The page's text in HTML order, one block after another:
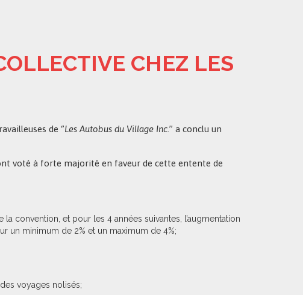
CHEZ LES
de ‘’Les Autobus du Village Inc.’’ a conclu un
voté à forte majorité en faveur de cette entente de
convention, et pour les 4 années suivantes, l’augmentation
un minimum de 2% et un maximum de 4%;
voyages nolisés;